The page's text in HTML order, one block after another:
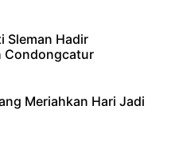
Sleman Hadir
Condongcatur
Meriahkan Hari Jadi